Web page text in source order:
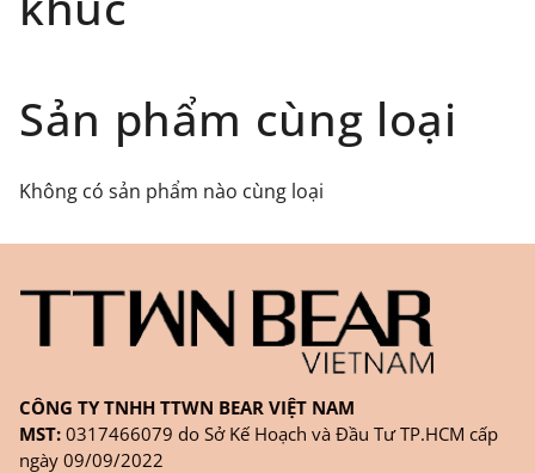
tác uy tín như giaohangtietkiem.vn ( giao hàng
Đối tượng áp dụng: Khách hàng đặt
hàng ONLINE trên trangWEBSITE/
FANPAGE/ZALO/
Thời gian nhận hàng: Đối với đơn hàng Online tại
TPHCM, sản phẩm sẽ được giao sớm nhất là 1
ngày sau khi đặt.
Sản phẩm cùng loại
Không có sản phẩm nào cùng loại
CÔNG TY TNHH TTWN BEAR VIỆT NAM
MST: 0317466079 do Sở Kế Hoạch và Đầu Tư TP.HCM cấp
ngày 09/09/2022